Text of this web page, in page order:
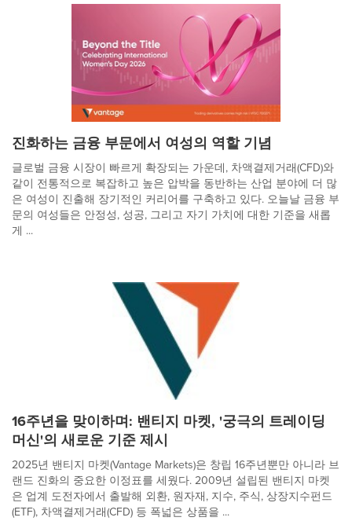
진화하는 금융 부문에서 여성의 역할 기념
글로벌 금융 시장이 빠르게 확장되는 가운데, 차액결제거래(CFD)와
같이 전통적으로 복잡하고 높은 압박을 동반하는 산업 분야에 더 많
은 여성이 진출해 장기적인 커리어를 구축하고 있다. 오늘날 금융 부
문의 여성들은 안정성, 성공, 그리고 자기 가치에 대한 기준을 새롭
게 ...
16주년을 맞이하며: 밴티지 마켓, '궁극의 트레이딩
머신'의 새로운 기준 제시
2025년 밴티지 마켓(Vantage Markets)은 창립 16주년뿐만 아니라 브
랜드 진화의 중요한 이정표를 세웠다. 2009년 설립된 밴티지 마켓
은 업계 도전자에서 출발해 외환, 원자재, 지수, 주식, 상장지수펀드
(ETF), 차액결제거래(CFD) 등 폭넓은 상품을 ...